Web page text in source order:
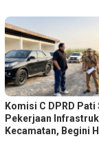
Komisi C DPRD Pati
Pekerjaan
Kecamatan, Begini